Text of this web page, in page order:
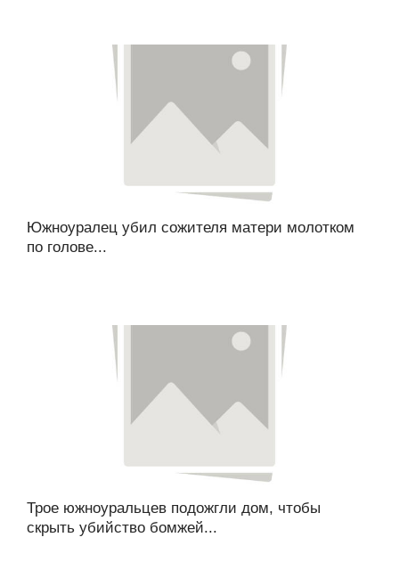
Южноуралец убил сожителя матери молотком
по голове...
Трое южноуральцев подожгли дом, чтобы
скрыть убийство бомжей...